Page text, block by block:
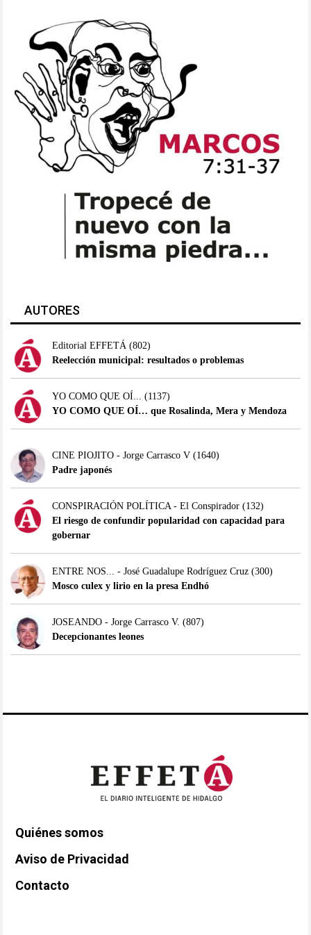
AUTORES
Editorial EFFETÁ(802)
Reelección municipal: resultados o problemas
YO COMO QUE OÍ... (1137)
YO COMO QUE OÍ… que Rosalinda, Mera y Mendoza
CINE PIOJITO - Jorge Carrasco V(1640)
Padre japonés
CONSPIRACIÓN POLÍTICA - El Conspirador(132)
El riesgo de confundir popularidad con capacidad para
gobernar
ENTRE NOS... - José Guadalupe Rodríguez Cruz(300)
Mosco culex y lirio en la presa Endhó
JOSEANDO - Jorge Carrasco V. (807)
Decepcionantes leones
Quiénes somos
Aviso de Privacidad
Contacto